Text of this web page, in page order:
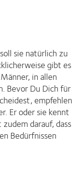
sie natürlich zu
gibt es
in allen
Bevor Du Dich für
empfehlen
Er oder sie kennt
darauf, dass
Bedürfnissen